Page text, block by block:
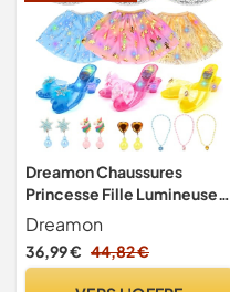
Dreamon Chaussures
Princesse Fille Lumineuses,
Deguisement Princesse
Fille Lumineux Robe
Princesse Fille pour 3 4 5 6
Dreamon
36,99 € 44,82 €